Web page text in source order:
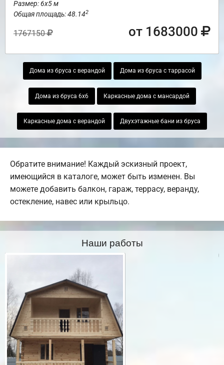
Размер: 6х5 м
Общая площадь: 48.142
1767150 от 1683000
Дома из бруса с верандой Дома из бруса с таррасой
Дома из бруса 6х6 Каркасные дома с мансардой
Каркасные дома с верандой Двухэтажные бани из бруса
Обратите внимание! Каждый эскизный проект,
имеющийся в каталоге, может быть изменен. Вы
можете добавить балкон, гараж, террасу, веранду,
остекление, навес или крыльцо.
Наши работы